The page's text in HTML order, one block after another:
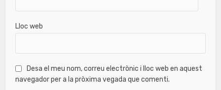
Lloc web
Desa el meu nom, correu electrònic i lloc web en aquest
navegador per a la pròxima vegada que comenti.